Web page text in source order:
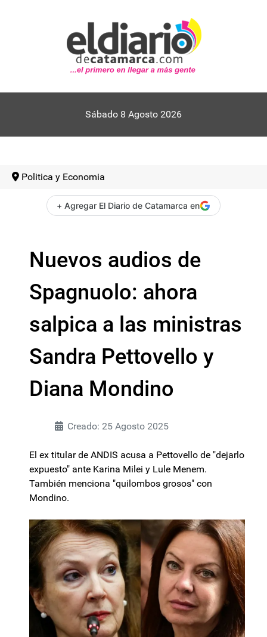
Sábado 8 Agosto 2026
Politica y Economia
+ Agregar El Diario de Catamarca en
Nuevos audios de
Spagnuolo: ahora
salpica a las ministras
Sandra Pettovello y
Diana Mondino
Creado: 25 Agosto 2025
El ex titular de ANDIS acusa a Pettovello de "dejarlo
expuesto" ante Karina Milei y Lule Menem.
También menciona "quilombos grosos" con
Mondino.